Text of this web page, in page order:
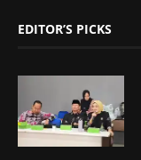
EDITOR’S PICKS